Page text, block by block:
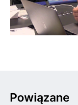
Powiązane